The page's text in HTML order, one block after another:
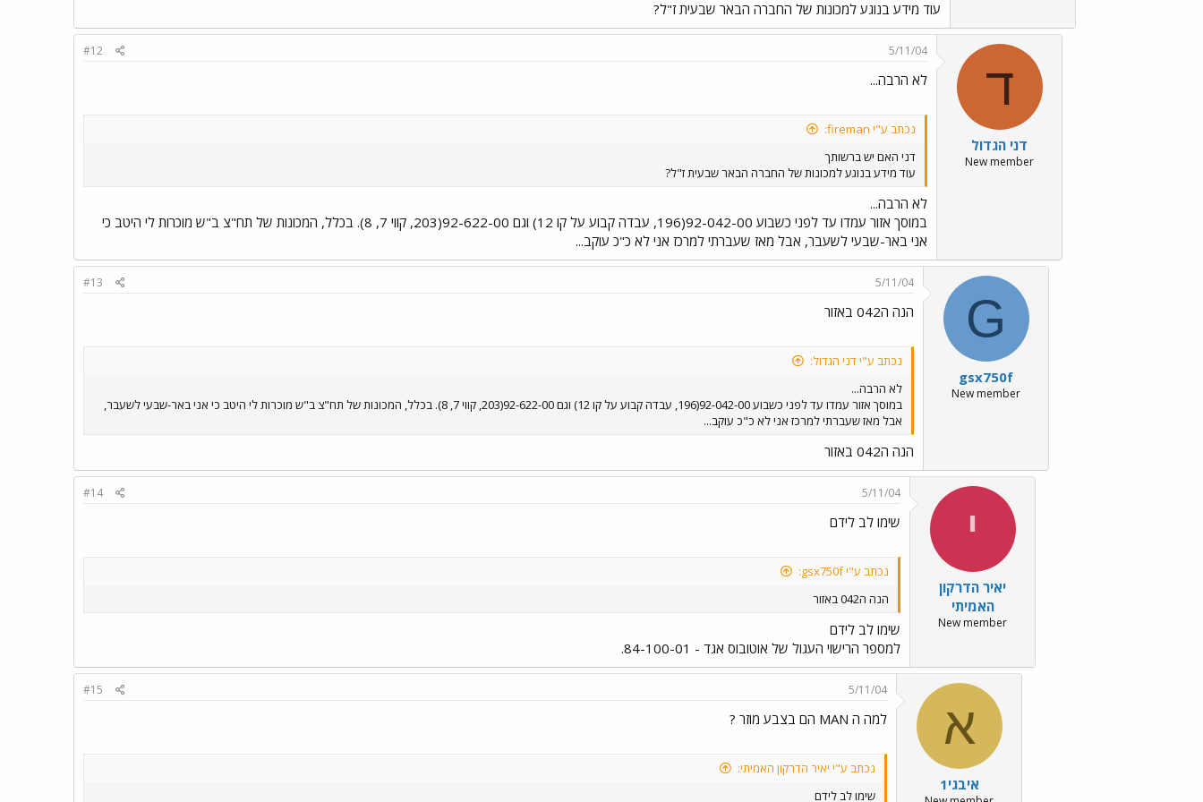
עוד מידע בנוגע למכונות של החברה הבאר שבעית ז"ל?
ד
דני הגדול
New member
5/11/04
#12
לא הרבה...
נכתב ע"י fireman:
דני האם יש ברשותך
עוד מידע בנוגע למכונות של החברה הבאר שבעית ז"ל?
לא הרבה...
במוסך אזור עמדו עד לפני כשבוע 92-042-00(196, עבדה קבוע על קו 12) וגם 92-622-00(203, קווי 7, 8). בכלל, המכונות של תח"צ ב"ש מוכרות לי היטב כי
אני באר-שבעי לשעבר, אבל מאז שעברתי למרכז אני לא כ"כ עוקב...
G
gsx750f
New member
5/11/04
#13
הנה ה042 באזור
נכתב ע"י דני הגדול:
לא הרבה...
במוסך אזור עמדו עד לפני כשבוע 92-042-00(196, עבדה קבוע על קו 12) וגם 92-622-00(203, קווי 7, 8). בכלל, המכונות של תח"צ ב"ש מוכרות לי היטב כי אני באר-שבעי לשעבר,
אבל מאז שעברתי למרכז אני לא כ"כ עוקב...
הנה ה042 באזור
י
יאיר הדרקון
האמיתי
New member
5/11/04
#14
שימו לב לידם
נכתב ע"י gsx750f:
הנה ה042 באזור
שימו לב לידם
למספר הרישוי העגול של אוטובוס אגד - 84-100-01.
א
איבגי1
5/11/04
#15
למה ה MAN הם בצבע מוזר ?
נכתב ע"י יאיר הדרקון האמיתי:
שימו לב לידם